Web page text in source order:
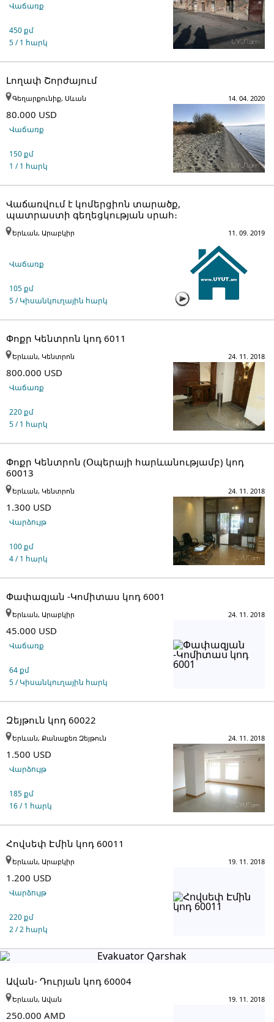
Վաճառք
450 քմ
5 / 1 հարկ
Լողափ Շորժայում
80.000 USD
Վաճառք
150 քմ
1 / 1 հարկ
14. 04. 2020
Գեղարքունիք, Սևան
Վաճառվում է կոմերցիոն տարածք,
պատրաստի գեղեցկության սրահ։
Վաճառք
105 քմ
5 / Կիսանկուղային հարկ
11. 09. 2019
Երևան, Արաբկիր
Փոքր Կենտրոն կոդ 6011
800.000 USD
Վաճառք
220 քմ
5 / 1 հարկ
24. 11. 2018
Երևան, Կենտրոն
Փոքր Կենտրոն (Օպերայի հարևանությամբ) կոդ
60013
1.300 USD
Վարձույթ
100 քմ
4 / 1 հարկ
24. 11. 2018
Երևան, Կենտրոն
Փափազյան -Կոմիտաս կոդ 6001
45.000 USD
Վաճառք
64 քմ
5 / Կիսանկուղային հարկ
24. 11. 2018
Երևան, Արաբկիր
Զեյթուն կոդ 60022
1.500 USD
Վարձույթ
185 քմ
16 / 1 հարկ
24. 11. 2018
Երևան, Քանաքեռ Զեյթուն
Հովսեփ Էմին կոդ 60011
1.200 USD
Վարձույթ
220 քմ
2 / 2 հարկ
19. 11. 2018
Երևան, Արաբկիր
Ավան- Դուրյան կոդ 60004
250.000 AMD
19. 11. 2018
Երևան, Ավան